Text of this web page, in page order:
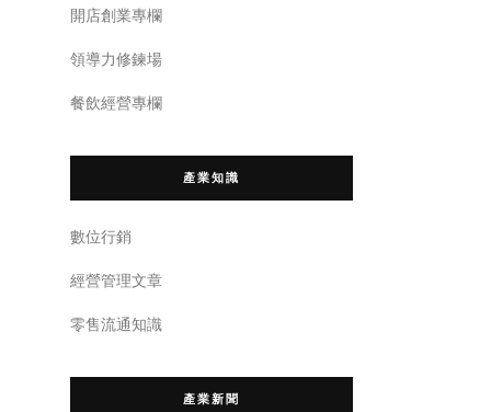
開店創業專欄
領導力修鍊場
餐飲經營專欄
產業知識
數位行銷
經營管理文章
零售流通知識
產業新聞